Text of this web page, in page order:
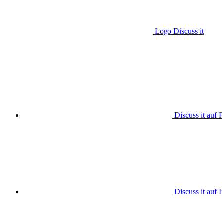
Logo Discuss it
Discuss it auf
Discuss it auf